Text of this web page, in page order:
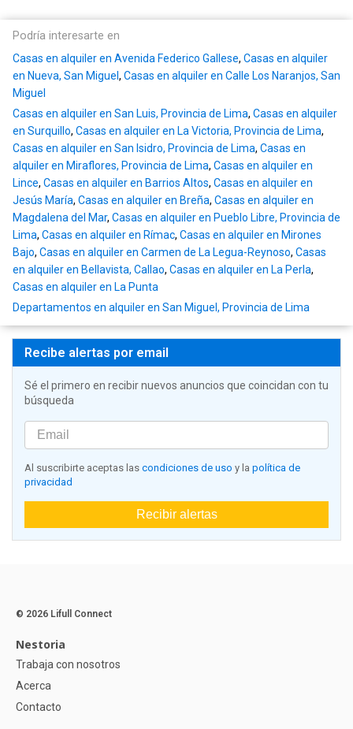
Podría interesarte en
Casas en alquiler en Avenida Federico Gallese, Casas en alquiler
en Nueva, San Miguel , Casas en alquiler en Calle Los Naranjos, San
Miguel
Casas en alquiler en San Luis, Provincia de Lima, Casas en alquiler
en Surquillo, Casas en alquiler en La Victoria, Provincia de Lima,
Casas en alquiler en San Isidro, Provincia de Lima, Casas en
alquiler en Miraflores, Provincia de Lima, Casas en alquiler en
Lince, Casas en alquiler en Barrios Altos, Casas en alquiler en
Jesús María, Casas en alquiler en Breña, Casas en alquiler en
Magdalena del Mar, Casas en alquiler en Pueblo Libre, Provincia de
Lima, Casas en alquiler en Rímac, Casas en alquiler en Mirones
Bajo, Casas en alquiler en Carmen de La Legua-Reynoso, Casas
en alquiler en Bellavista, Callao, Casas en alquiler en La Perla,
Casas en alquiler en La Punta
Departamentos en alquiler en San Miguel, Provincia de Lima
Recibe alertas por email
Sé el primero en recibir nuevos anuncios que coincidan con tu
búsqueda
Al suscribirte aceptas las condiciones de uso y la política de
privacidad
Recibir alertas
© 2026 Lifull Connect
Nestoria
Trabaja con nosotros
Acerca
Contacto